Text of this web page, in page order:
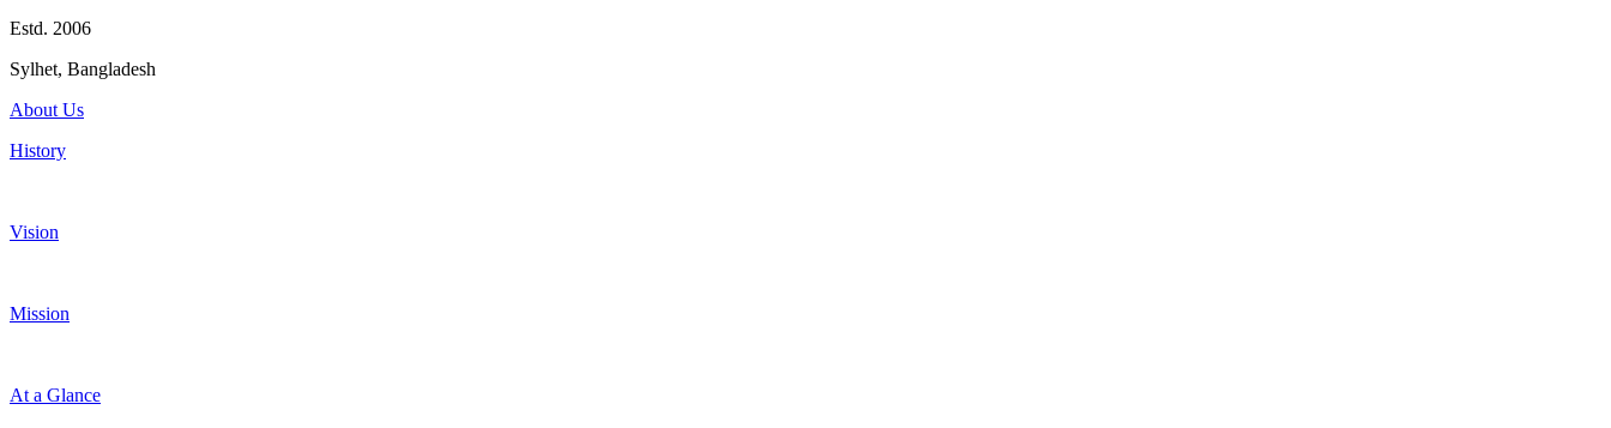
Estd. 2006
Sylhet, Bangladesh
About Us
History
Vision
Mission
At a Glance